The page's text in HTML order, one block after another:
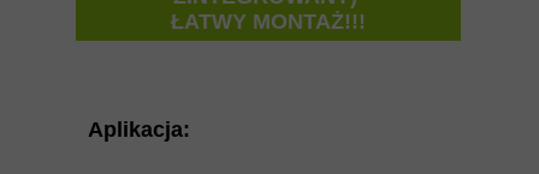
Aplikacja:
ŁATWY MONTAŻ!!!